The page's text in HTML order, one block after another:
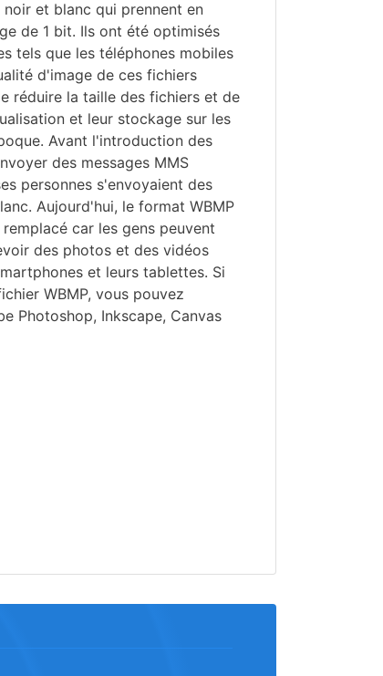
et blanc qui prennent en
de 1 bit. Ils ont été optimisés
tels que les téléphones mobiles
d'image de ces fichiers
réduire la taille des fichiers et de
et leur stockage sur les
Avant l'introduction des
des messages MMS
personnes s'envoyaient des
Aujourd'hui, le format WBMP
car les gens peuvent
des photos et des vidéos
et leurs tablettes. Si
WBMP, vous pouvez
Photoshop, Inkscape, Canvas